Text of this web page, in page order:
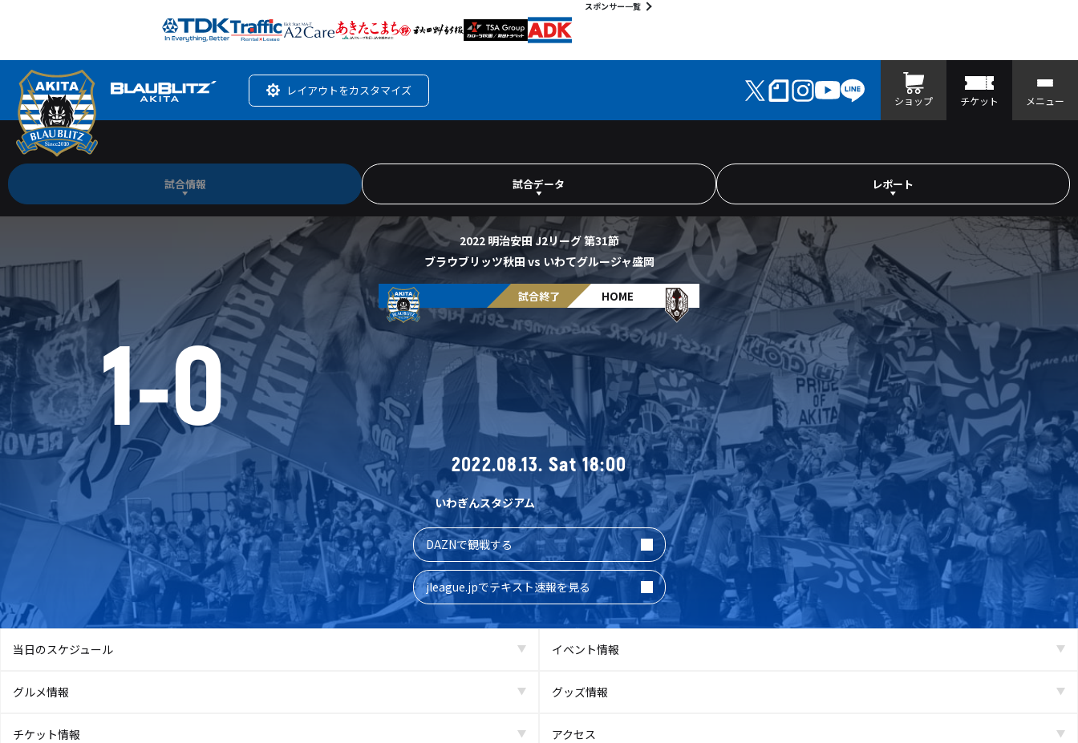
スポンサー一覧
レイアウトをカスタマイズ
ショップ チケット メニュー
試合情報 試合データ レポート
2022 明治安田 J2リーグ 第31節
ブラウブリッツ秋田 vs いわてグルージャ盛岡
AWAY 試合終了 HOME
1-0
2022.08.13. Sat 18:00
いわぎんスタジアム
DAZNで観戦する
jleague.jpでテキスト速報を見る
当日のスケジュール イベント情報
グルメ情報 グッズ情報
チケット情報 アクセス